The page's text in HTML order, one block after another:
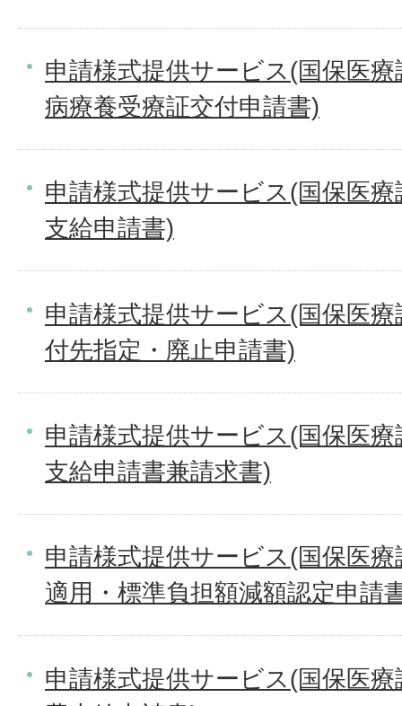
申請様式提供サービス(国保医
病療養受療証交付申請書)
申請様式提供サービス(国保医
支給申請書)
申請様式提供サービス(国保医
付先指定・廃止申請書)
申請様式提供サービス(国保医
支給申請書兼請求書)
申請様式提供サービス(国保医
適用・標準負担額減額認定申請
申請様式提供サービス(国保医